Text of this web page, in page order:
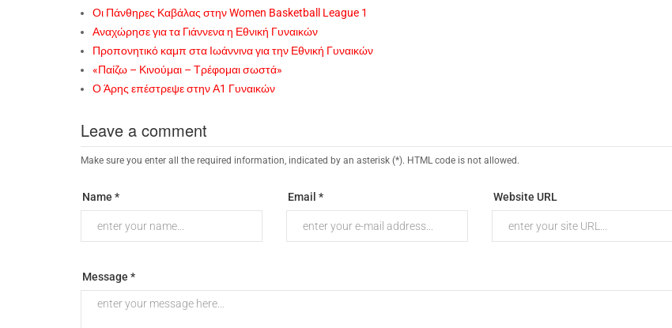
Οι Πάνθηρες Καβάλας στην Women Basketball League 1
Αναχώρησε για τα Γιάννενα η Εθνική Γυναικών
Προπονητικό καμπ στα Ιωάννινα για την Εθνική Γυναικών
«Παίζω – Κινούμαι – Τρέφομαι σωστά»
Ο Άρης επέστρεψε στην Α1 Γυναικών
Leave a comment
Make sure you enter all the required information, indicated by an asterisk (*). HTML code is not allowed.
Name * Email * Website URL
Message *